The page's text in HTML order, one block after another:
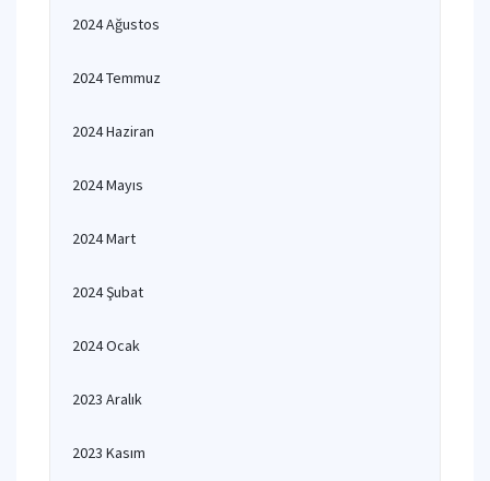
2024 Ağustos
2024 Temmuz
2024 Haziran
2024 Mayıs
2024 Mart
2024 Şubat
2024 Ocak
2023 Aralık
2023 Kasım